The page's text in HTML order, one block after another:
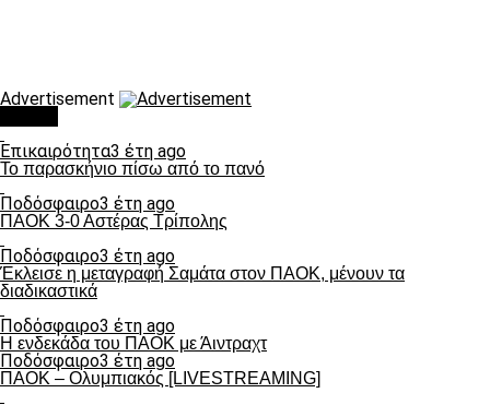
Advertisement
Επικαιρότητα3 έτη ago
Το παρασκήνιο πίσω από το πανό
Ποδόσφαιρο3 έτη ago
ΠΑΟΚ 3-0 Αστέρας Τρίπολης
Ποδόσφαιρο3 έτη ago
Έκλεισε η μεταγραφή Σαμάτα στον ΠΑΟΚ, μένουν τα
διαδικαστικά
Ποδόσφαιρο3 έτη ago
Η ενδεκάδα του ΠΑΟΚ με Άιντραχτ
Ποδόσφαιρο3 έτη ago
ΠΑΟΚ – Ολυμπιακός [LIVESTREAMING]